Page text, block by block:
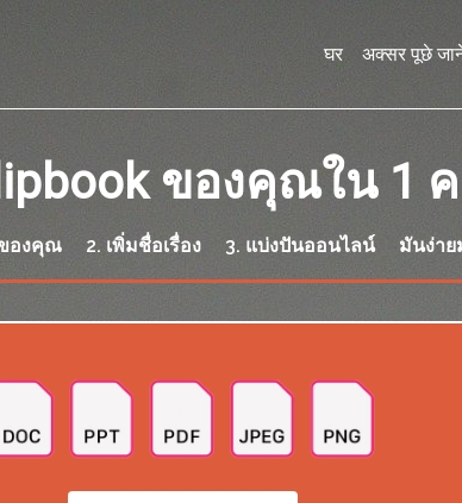
घर अक्सर पूछे
ของคุณใน 1
ของคุณ 2. เพิ่มชื่อเรื่อง 3. แบ่งปันออนไลน์ มันง่าย